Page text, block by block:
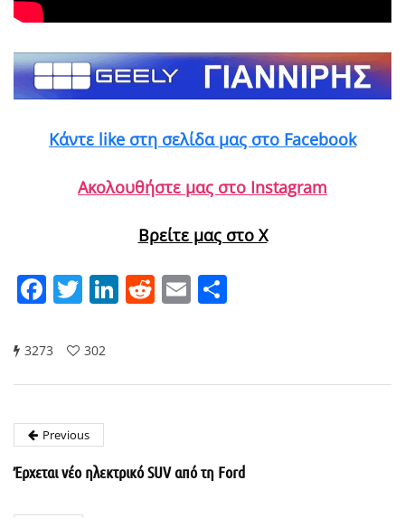
Κάντε like στη σελίδα μας στο Facebook
Ακολουθήστε μας στο Instagram
Βρείτε μας στο X
Facebook
Twitter
LinkedIn
Reddit
Email
3273 302
Previous
Έρχεται νέο ηλεκτρικό SUV από τη Ford